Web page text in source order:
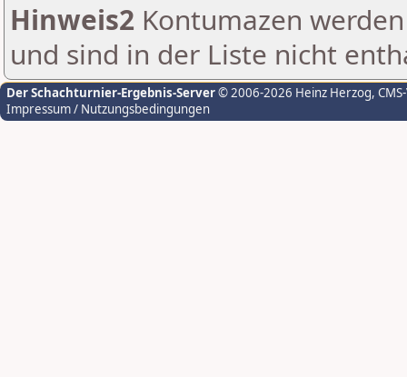
Hinweis2 Kontumazen
und sind in der Liste nicht
Der Schachturnier-Ergebnis-Server© 2006-2026 Heinz Herzog,
Impressum / Nutzungsbedingungen